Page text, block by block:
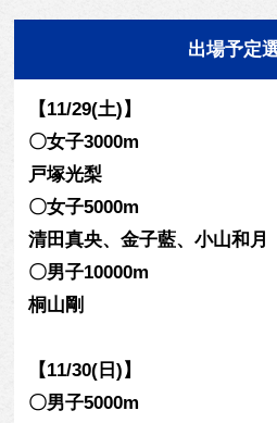
出場予定
【11/29(土)】
〇女子3000m
戸塚光梨
〇女子5000m
清田真央、金子藍、小山和月
〇男子10000m
桐山剛
【11/30(日)】
〇男子5000m